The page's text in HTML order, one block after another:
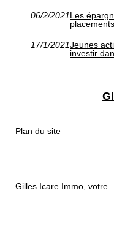
06/2/2021Les
17/1/2021Jeunes
investir
Plan du site
Gilles Icare Immo, votre...